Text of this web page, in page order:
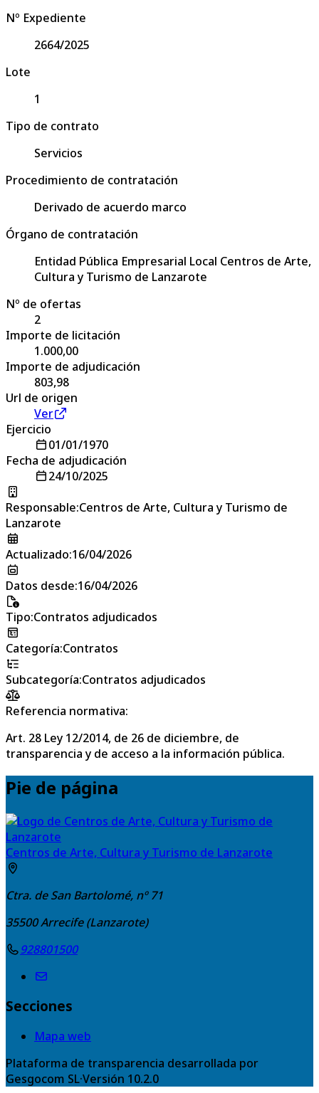
Nº Expediente
2664/2025
Lote
1
Tipo de contrato
Servicios
Procedimiento de contratación
Derivado de acuerdo marco
Órgano de contratación
Entidad Pública Empresarial Local Centros de Arte,
Cultura y Turismo de Lanzarote
Nº de ofertas
2
Importe de licitación
1.000,00
Importe de adjudicación
803,98
Url de origen
Ver
Ejercicio
01/01/1970
Fecha de adjudicación
24/10/2025
Responsable:Centros de Arte, Cultura y Turismo de
Lanzarote
Actualizado:16/04/2026
Datos desde:16/04/2026
Tipo:Contratos adjudicados
Categoría:Contratos
Subcategoría:Contratos adjudicados
Referencia normativa:
Art. 28 Ley 12/2014, de 26 de diciembre, de
transparencia y de acceso a la información pública.
Pie de página
Centros de Arte, Cultura y Turismo de Lanzarote
Ctra. de San Bartolomé, nº 71
35500Arrecife (Lanzarote)
928801500
Secciones
Mapa web
Plataforma de transparencia desarrollada por
Gesgocom SL·Versión 10.2.0